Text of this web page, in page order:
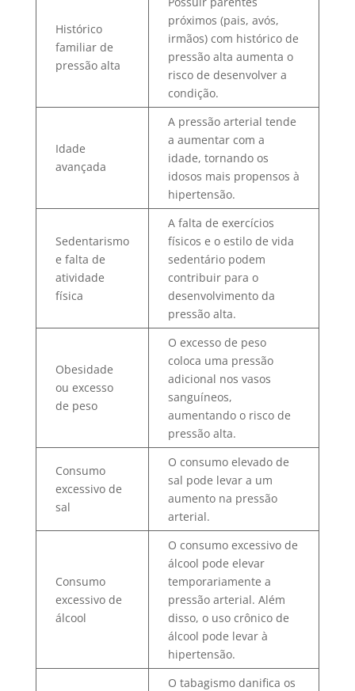
Histórico
familiar de
pressão alta
próximos (pais, avós,
irmãos) com histórico de
pressão alta aumenta o
risco de desenvolver a
condição.
Idade
avançada
A pressão arterial tende
a aumentar com a
idade, tornando os
idosos mais propensos à
hipertensão.
Sedentarismo
e falta de
atividade
física
A falta de exercícios
físicos e o estilo de vida
sedentário podem
contribuir para o
desenvolvimento da
pressão alta.
Obesidade
ou excesso
de peso
O excesso de peso
coloca uma pressão
adicional nos vasos
sanguíneos,
aumentando o risco de
pressão alta.
Consumo
excessivo de
sal
O consumo elevado de
sal pode levar a um
aumento na pressão
arterial.
Consumo
excessivo de
álcool
O consumo excessivo de
álcool pode elevar
temporariamente a
pressão arterial. Além
disso, o uso crônico de
álcool pode levar à
hipertensão.
O tabagismo danifica os